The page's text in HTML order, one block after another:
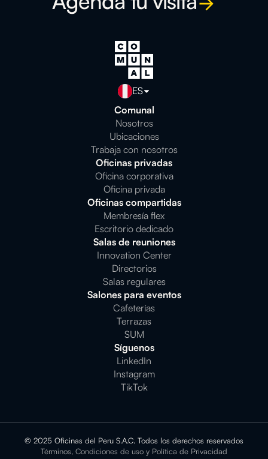
ES
Comunal
Nosotros
Ubicaciones
Trabaja con nosotros
Oficinas privadas
Oficina corporativa
Oficina privada
Oficinas compartidas
Membresía flex
Escritorio dedicado
Salas de reuniones
Innovation Center
Directorios
Salas regulares
Salones para eventos
Cafeterías
Terrazas
SUM
Síguenos
LinkedIn
Instagram
TikTok
© 2025 Oficinas del Peru S.A.C. Todos los derechos reservados
Términos, Condiciones de uso y Política de Privacidad